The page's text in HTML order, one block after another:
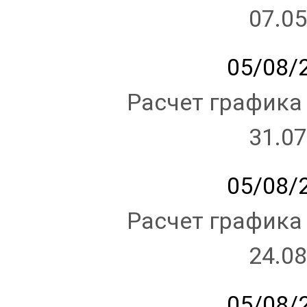
05/08/
Расчет
05/08/
Расчет